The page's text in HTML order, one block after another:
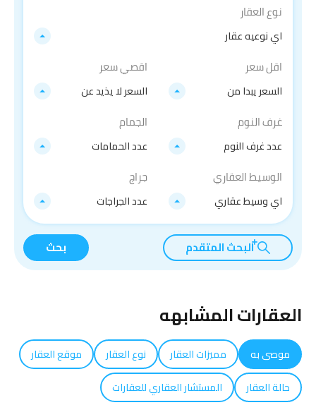
نوع العقار
اي نوعيه عقار
اقل سعر
السعر يبدا من
اقصي سعر
السعر لا يذيد عن
غرف النوم
عدد غرف النوم
الجمام
عدد الحمامات
الوسيط العقاري
اي وسيط عقاري
جراج
عدد الجراجات
البحث المتقدم بحث
العقارات المشابهه
موصى به مميزات العقار نوع العقار
موقع العقار
حالة العقار
المستشار العقاري للعقارات